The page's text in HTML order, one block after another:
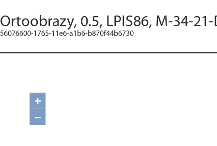
Ortoobrazy, 0.5, LPIS86, M-34-
56076600-1765-11e6-a1b6-b870f44b6730
+
−